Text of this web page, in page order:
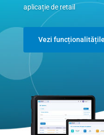
aplicație de retail
Vezi funcționalitățile